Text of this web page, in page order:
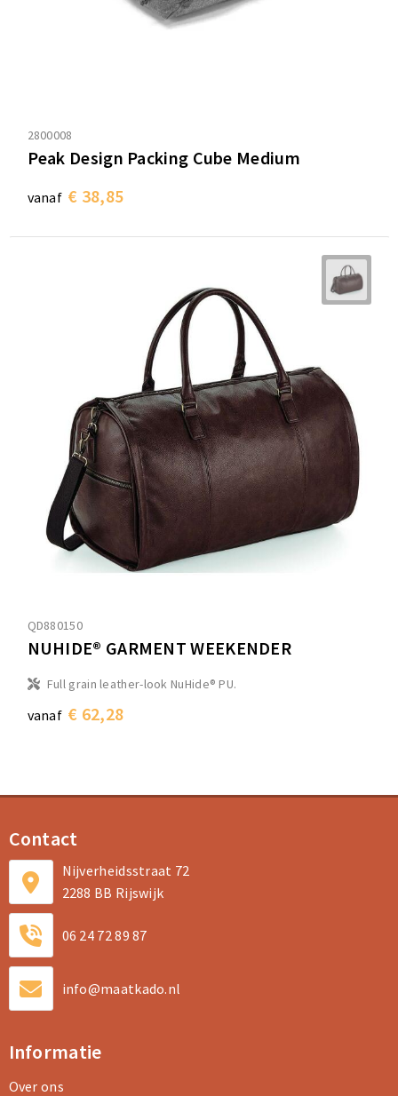
2800008
Peak Design Packing Cube Medium
vanaf € 38,85
QD880150
NUHIDE® GARMENT WEEKENDER
Full grain leather-look NuHide® PU.
vanaf € 62,28
Contact
Nijverheidsstraat 72
2288 BB Rijswijk
06 24 72 89 87
info@maatkado.nl
Informatie
Over ons